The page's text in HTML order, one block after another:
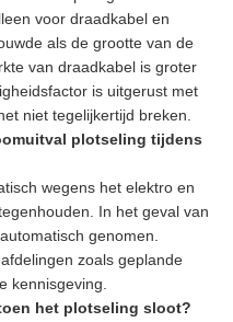
voor draadkabel en
als de grootte van de
van draadkabel is groter
is uitgerust met
niet tegelijkertijd breken.
plotseling tijdens
wegens het elektro en
In het geval van
genomen.
zoals geplande
kennisgeving.
het plotseling sloot?